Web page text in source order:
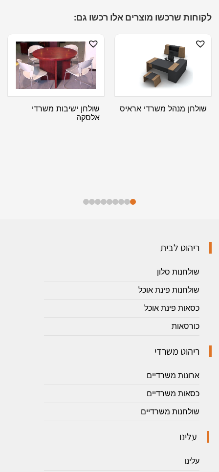
לקוחות שרכשו מוצרים אלו רכשו גם:
שולחן מנהל משרדי אראיס
שולחן ישיבות משרדי
אלסקה
ריהוט לבית
שולחנות סלון
שולחנות פינת אוכל
כסאות פינת אוכל
כורסאות
ריהוט משרדי
ארונות משרדיים
כסאות משרדיים
שולחנות משרדיים
עלינו
עלינו